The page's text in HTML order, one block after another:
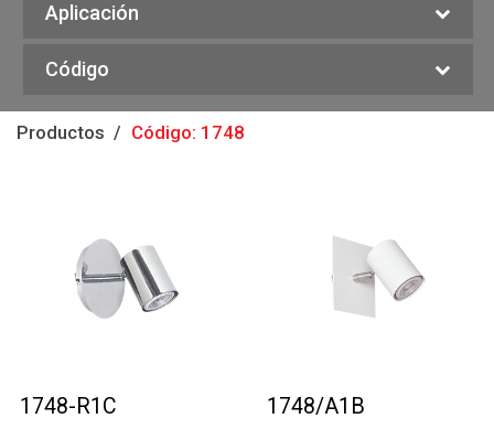
Aplicación
Código
Productos Código: 1748
1748-R1C 1748/A1B